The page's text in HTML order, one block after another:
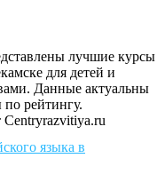
лучшие курсы
для детей и
Данные актуальны
по рейтингу.
Centryrazvitiya.ru
языка в